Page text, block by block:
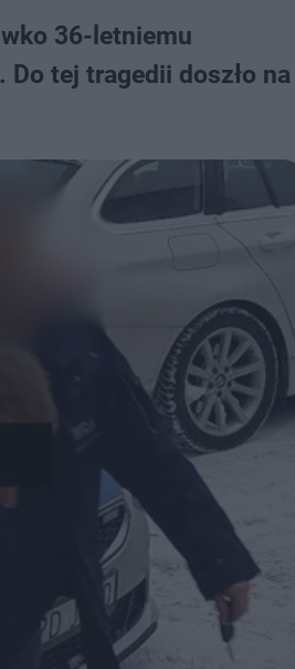
36-letniemu
tej tragedii doszło na